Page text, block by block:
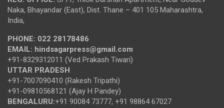
Naka, Bhayandar (East), Dist. Thane – 401 105 Maharashtra,
India,
PHONE: 022 28178486
EMAIL: hindsagarpress@gmail.com
+91-8329312011 (Ved Prakash Tiwari)
UTTAR PRADESH
+91-7007090410 (Rakesh Tripathi)
+91-09810568121 (Ajay H Pandey)
BENGALURU:+91 90084 73777, +91 98864 67027